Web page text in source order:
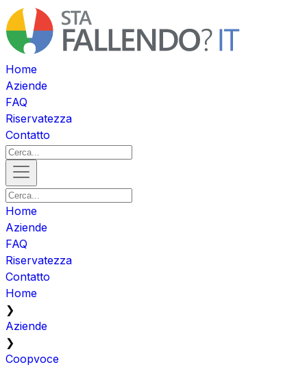
Home
Aziende
FAQ
Riservatezza
Contatto
Home
Aziende
FAQ
Riservatezza
Contatto
Home
❯
Aziende
❯
Coopvoce